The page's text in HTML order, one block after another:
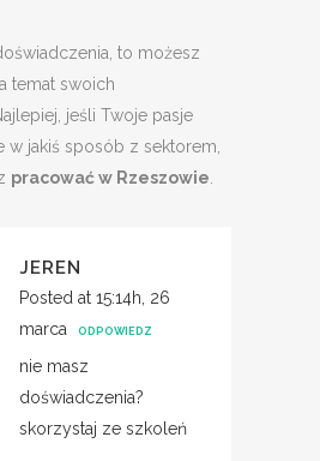
to możesz
temat swoich
jeśli Twoje pasje
w jakiś sposób z sektorem,
pracować w Rzeszowie
JEREN
Posted at 15:14h, 26
marca
ODPOWIEDZ
nie masz
doświadczenia?
skorzystaj ze szkoleń